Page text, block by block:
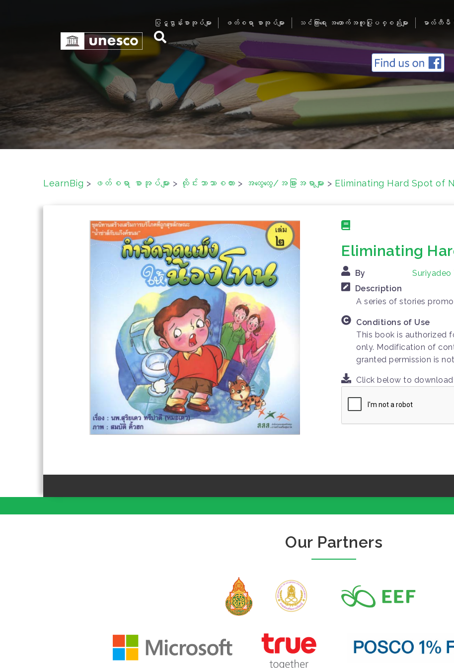
n
t
e
ပြဋ္ဌာန်းစာအုပ်များ ဖတ်စရာ စာအုပ်များ သင်ကြားရေး အထောက်အကူပြုပစ္စည်းများ မာလ်တီမီ
LearnBig > ဖတ်စရာ စာအုပ်များ > ထိုင်းဘာသာစကား > အထွေထွေ/အခြားအရာများ > Eliminating Hard Spot of
Eliminating
By
Suriyadeo
Description
A series of stories
Conditions of Use
This book is authorized
only. Modification of
granted permission is
Click below to
Our Partners